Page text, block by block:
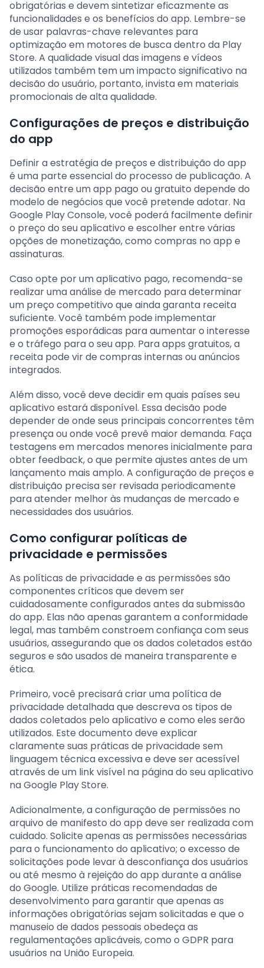
obrigatórias e devem sintetizar eficazmente as
funcionalidades e os benefícios do app. Lembre-se
de usar palavras-chave relevantes para
optimização em motores de busca dentro da Play
Store. A qualidade visual das imagens e vídeos
utilizados também tem um impacto significativo na
decisão do usuário, portanto, invista em materiais
promocionais de alta qualidade.
Configurações de preços e distribuição
do app
Definir a estratégia de preços e distribuição do app
é uma parte essencial do processo de publicação. A
decisão entre um app pago ou gratuito depende do
modelo de negócios que você pretende adotar. Na
Google Play Console, você poderá facilmente definir
o preço do seu aplicativo e escolher entre várias
opções de monetização, como compras no app e
assinaturas.
Caso opte por um aplicativo pago, recomenda-se
realizar uma análise de mercado para determinar
um preço competitivo que ainda garanta receita
suficiente. Você também pode implementar
promoções esporádicas para aumentar o interesse
e o tráfego para o seu app. Para apps gratuitos, a
receita pode vir de compras internas ou anúncios
integrados.
Além disso, você deve decidir em quais países seu
aplicativo estará disponível. Essa decisão pode
depender de onde seus principais concorrentes têm
presença ou onde você prevê maior demanda. Faça
testagens em mercados menores inicialmente para
obter feedback, o que permite ajustes antes de um
lançamento mais amplo. A configuração de preços e
distribuição precisa ser revisada periodicamente
para atender melhor às mudanças de mercado e
necessidades dos usuários.
Como configurar políticas de
privacidade e permissões
As políticas de privacidade e as permissões são
componentes críticos que devem ser
cuidadosamente configurados antes da submissão
do app. Elas não apenas garantem a conformidade
legal, mas também constroem confiança com seus
usuários, assegurando que os dados coletados estão
seguros e são usados de maneira transparente e
ética.
Primeiro, você precisará criar uma política de
privacidade detalhada que descreva os tipos de
dados coletados pelo aplicativo e como eles serão
utilizados. Este documento deve explicar
claramente suas práticas de privacidade sem
linguagem técnica excessiva e deve ser acessível
através de um link visível na página do seu aplicativo
na Google Play Store.
Adicionalmente, a configuração de permissões no
arquivo de manifesto do app deve ser realizada com
cuidado. Solicite apenas as permissões necessárias
para o funcionamento do aplicativo; o excesso de
solicitações pode levar à desconfiança dos usuários
ou até mesmo à rejeição do app durante a análise
do Google. Utilize práticas recomendadas de
desenvolvimento para garantir que apenas as
informações obrigatórias sejam solicitadas e que o
manuseio de dados pessoais obedeça as
regulamentações aplicáveis, como o GDPR para
usuários na União Europeia.